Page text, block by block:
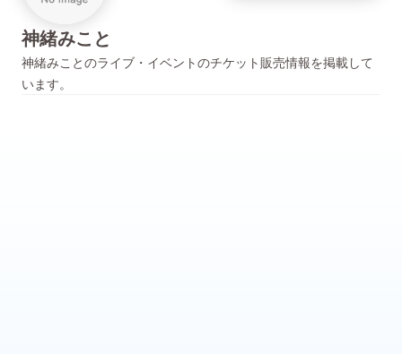
神緒みこと
神緒みことのライブ・イベントのチケット販売情報を掲載して
います。